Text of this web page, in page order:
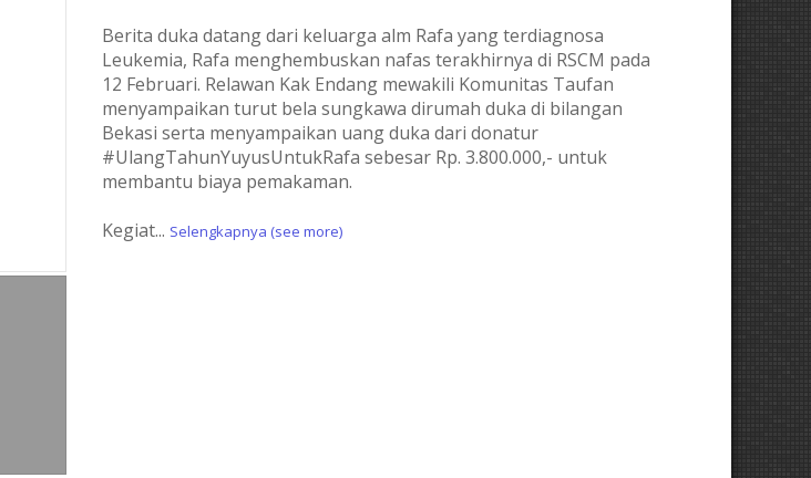
Berita duka datang dari keluarga alm Rafa yang terdiagnosa
Leukemia, Rafa menghembuskan nafas terakhirnya di RSCM pada
12 Februari. Relawan Kak Endang mewakili Komunitas Taufan
menyampaikan turut bela sungkawa dirumah duka di bilangan
Bekasi serta menyampaikan uang duka dari donatur
#UlangTahunYuyusUntukRafa sebesar Rp. 3.800.000,- untuk
membantu biaya pemakaman.
Kegiat... Selengkapnya (see more)